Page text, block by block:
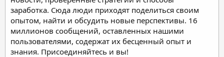
заработка. Сюда люди приходят поделиться своим
опытом, найти и обсудить новые перспективы. 16
миллионов сообщений, оставленных нашими
пользователями, содержат их бесценный опыт и
знания. Присоединяйтесь и вы!